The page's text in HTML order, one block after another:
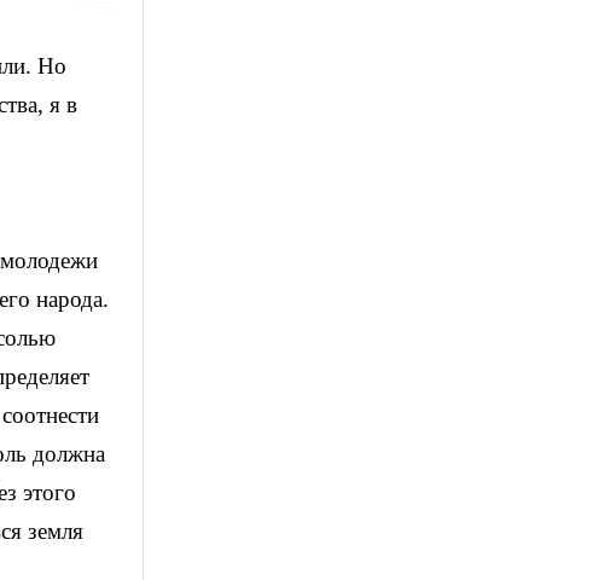
Но
я в
молодежи
народа.
должна
этого
земля